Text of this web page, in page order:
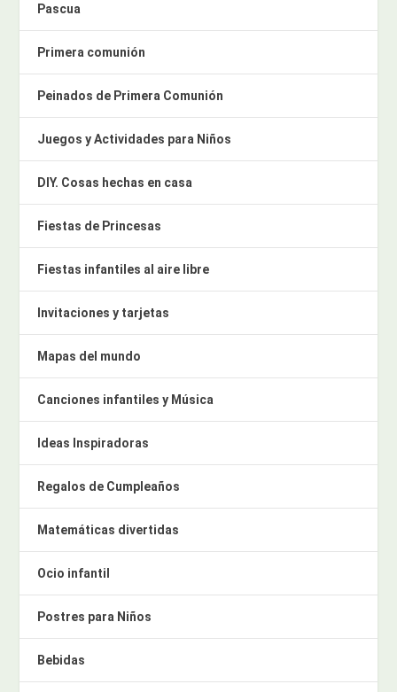
Pascua
Primera comunión
Peinados de Primera Comunión
Juegos y Actividades para Niños
DIY. Cosas hechas en casa
Fiestas de Princesas
Fiestas infantiles al aire libre
Invitaciones y tarjetas
Mapas del mundo
Canciones infantiles y Música
Ideas Inspiradoras
Regalos de Cumpleaños
Matemáticas divertidas
Ocio infantil
Postres para Niños
Bebidas